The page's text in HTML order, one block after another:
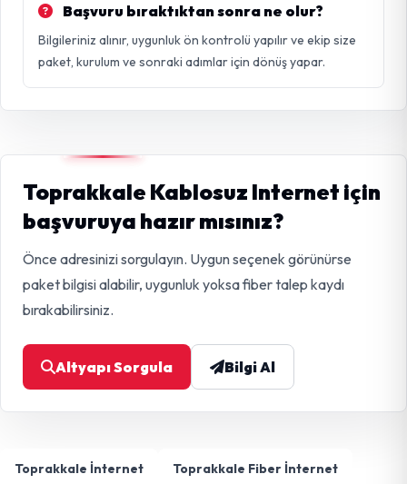
Başvuru bıraktıktan sonra ne olur?
Bilgileriniz alınır, uygunluk ön kontrolü yapılır ve ekip size
paket, kurulum ve sonraki adımlar için dönüş yapar.
Toprakkale Kablosuz Internet için
başvuruya hazır mısınız?
Önce adresinizi sorgulayın. Uygun seçenek görünürse
paket bilgisi alabilir, uygunluk yoksa fiber talep kaydı
bırakabilirsiniz.
Altyapı Sorgula Bilgi Al
Toprakkale İnternet Toprakkale Fiber İnternet